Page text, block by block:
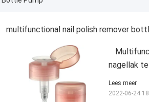
multifunctional nail polish remover
nagellak
Lees meer
2022-06-24